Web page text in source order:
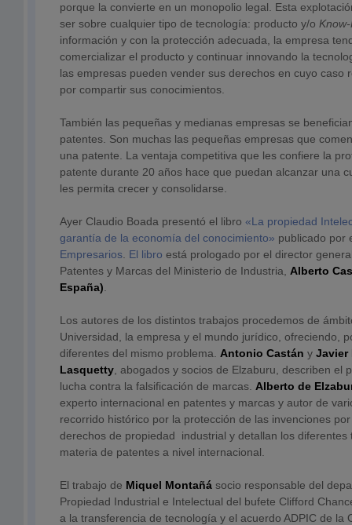
porque la convierte en un monopolio legal. Esta
ser sobre cualquier tipo de tecnología: producto y/o
información y con la protección adecuada, la empresa
comercializar el producto y continuar innovando la
las empresas pueden vender sus derechos en cuyo caso
por compartir sus conocimientos.
También las pequeñas y medianas empresas se
patentes. Son muchas las pequeñas empresas que
una patente. La ventaja competitiva que les confiere la
patente durante 20 años hace que puedan alcanzar una
les permita crecer y consolidarse.
Ayer Claudio Boada presentó el libro «La propiedad
garantía de la economía del conocimiento» publicado por
Empresarios El libro está prologado por el director
Patentes y Marcas del Ministerio de Industria, Alberto
España)
Los autores de los distintos trabajos procedemos de
Universidad, la empresa y el mundo jurídico, ofreciendo,
diferentes del mismo problema. Antonio Castán y Javier
Lasquetty , abogados y socios de Elzaburu, describen el
lucha contra la falsificación de marcas. Alberto de
experto internacional en patentes y marcas y autor de
recorrido histórico por la protección de las invenciones
derechos de propiedad industrial y detallan los diferentes
materia de patentes a nivel internacional.
El trabajo de Miquel Montañá socio responsable del
Propiedad Industrial e Intelectual del bufete Clifford
a la transferencia de tecnología y el acuerdo ADPIC de la